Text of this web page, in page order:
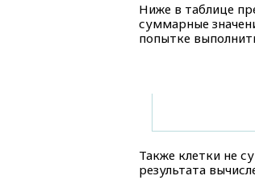
Ниже в таблице
суммарные
попытке
Также клетки не
результата